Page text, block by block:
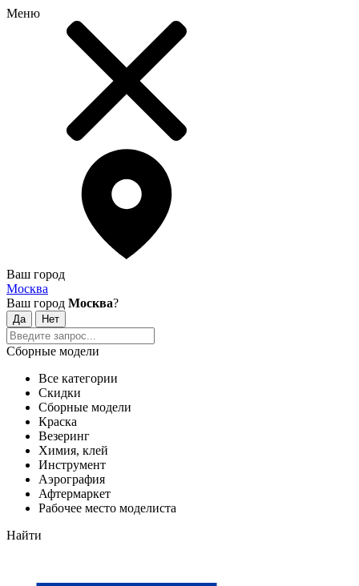
Меню
Ваш город
Москва
Ваш город Москва?
Сборные модели
Все категории
Скидки
Сборные модели
Краска
Везеринг
Химия, клей
Инструмент
Аэрография
Афтермаркет
Рабочее место моделиста
Найти